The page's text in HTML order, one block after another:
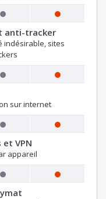
anti-tracker
indésirable, sites
sur internet
VPN
appareil